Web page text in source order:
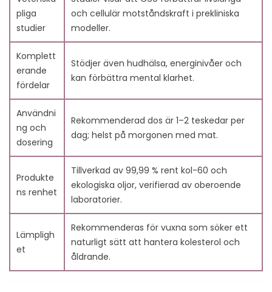
sänka dåligt kolesterol (LDL)?
9.2. 2. Kan C60-olivolja hjälpa vid högt blodtryck?
9.3. 3. Finns det andra hälsofördelar med att ta Kol
60-tillskott?
9.4. 4. Är Kol 60 säkert för långsiktig användning som
ett livslängdstillskott?
9.5. 5. Hur jämför sig antioxidanter i Kol 60 med
livsmedel höga i LDL-kolesterol?
9.6. 6. Var kan jag köpa det bästa C60-tillskottet för
att sänka dåligt kolesterol?
10. Referenser
pliga
studier
och cellulär motståndskraft i prekliniska
modeller.
Komplett
erande
fördelar
Stödjer även hudhälsa, energinivåer och
kan förbättra mental klarhet.
Användni
ng och
dosering
Rekommenderad dos är 1–2 teskedar per
dag; helst på morgonen med mat.
Produkte
ns renhet
Tillverkad av 99,99 % rent kol-60 och
ekologiska oljor, verifierad av oberoende
laboratorier.
Lämpligh
et
Rekommenderas för vuxna som söker ett
naturligt sätt att hantera kolesterol och
åldrande.